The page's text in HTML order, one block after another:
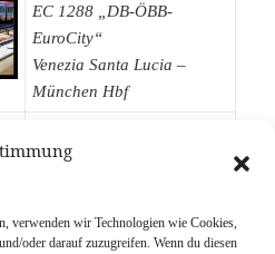
verwenden wir Technologien wie Cookies,
oder darauf zuzugreifen. Wenn du diesen
EC 1288 „DB-ÖBB-
EuroCity“
Venezia Santa Lucia –
München Hbf
19.03.2018
Abstellung von NJ 40236
Venezia Santa Lucia –